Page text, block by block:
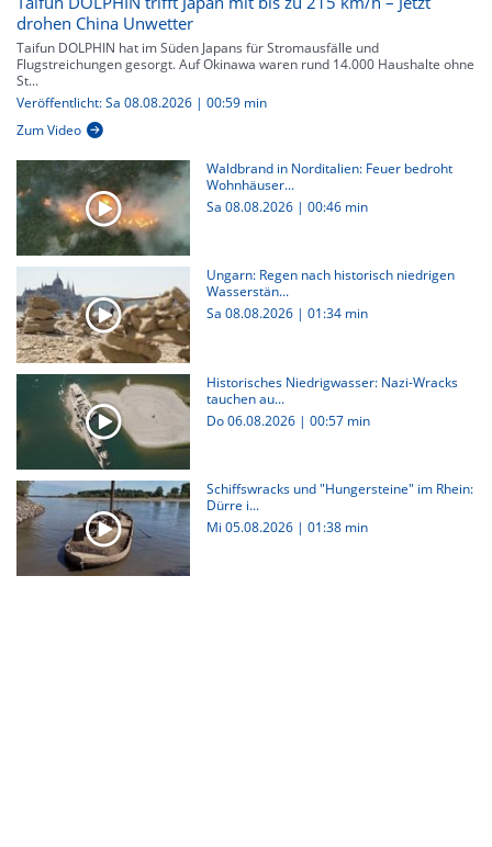
drohen China Unwetter
Taifun DOLPHIN hat im Süden Japans für Stromausfälle und
Flugstreichungen gesorgt. Auf Okinawa waren rund 14.000 Haushalte ohne
St...
Veröffentlicht: Sa 08.08.2026 | 00:59 min
Zum Video
Waldbrand in Norditalien: Feuer bedroht
Wohnhäuser...
Sa 08.08.2026 | 00:46 min
Ungarn: Regen nach historisch niedrigen
Wasserstän...
Sa 08.08.2026 | 01:34 min
Historisches Niedrigwasser: Nazi-Wracks
tauchen au...
Do 06.08.2026 | 00:57 min
Schiffswracks und "Hungersteine" im Rhein:
Dürre i...
Mi 05.08.2026 | 01:38 min